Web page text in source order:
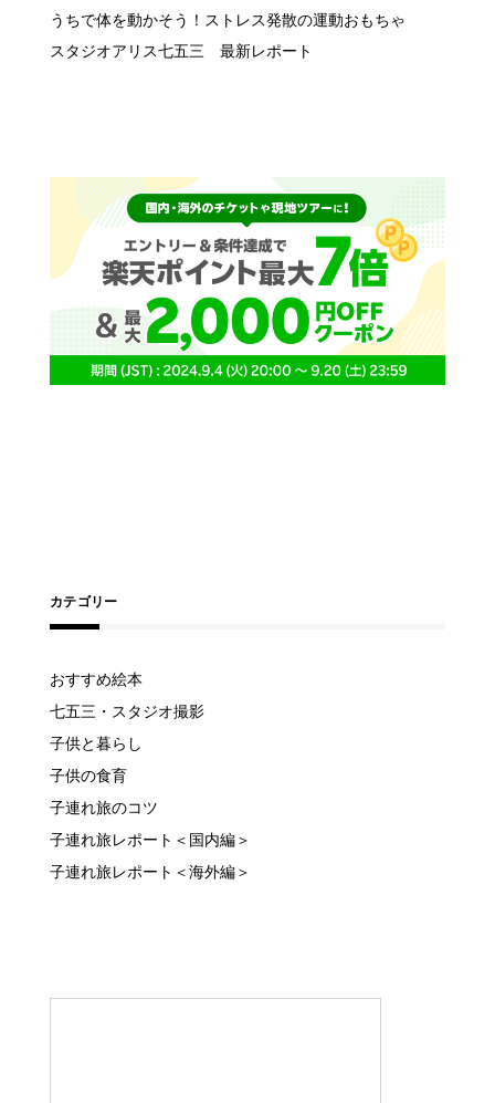
うちで体を動かそう！ストレス発散の運動おもちゃ
スタジオアリス七五三 最新レポート
カテゴリー
おすすめ絵本
七五三・スタジオ撮影
子供と暮らし
子供の食育
子連れ旅のコツ
子連れ旅レポート＜国内編＞
子連れ旅レポート＜海外編＞